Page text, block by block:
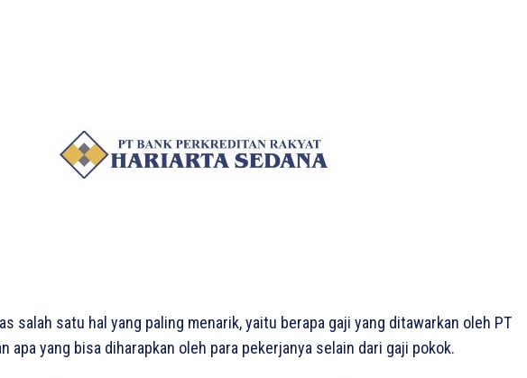
salah satu hal yang paling menarik, yaitu berapa gaji yang ditawarkan oleh PT
apa yang bisa diharapkan oleh para pekerjanya selain dari gaji pokok.